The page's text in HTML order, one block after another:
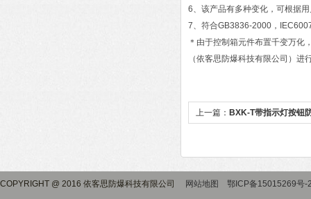
6、该产品有多种变化，可根据
7、符合GB3836-2000，
＊由于控制箱元件布置千变万化
（依客思防爆科技有限公司）进
上一篇： BXK-T带指示灯按钮
COPYRIGHT @ 2016 依客思防爆科技有限公司 网站地图 鄂ICP备15015269号-